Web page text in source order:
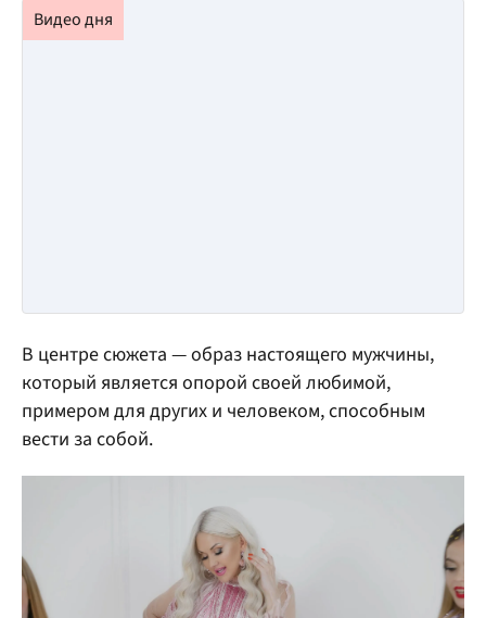
В центре сюжета — образ настоящего мужчины,
который является опорой своей любимой,
примером для других и человеком, способным
вести за собой.